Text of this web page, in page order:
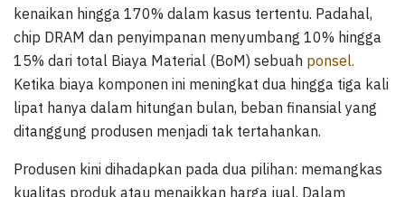
kenaikan hingga 170% dalam kasus tertentu. Padahal,
chip DRAM dan penyimpanan menyumbang 10% hingga
15% dari total Biaya Material (BoM) sebuah ponsel.
Ketika biaya komponen ini meningkat dua hingga tiga kali
lipat hanya dalam hitungan bulan, beban finansial yang
ditanggung produsen menjadi tak tertahankan.
Produsen kini dihadapkan pada dua pilihan: memangkas
kualitas produk atau menaikkan harga jual. Dalam